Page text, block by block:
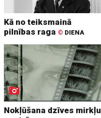
Kā no teiksmainā
pilnības raga © DIENA
Nokļūšana dzīves mirkļu